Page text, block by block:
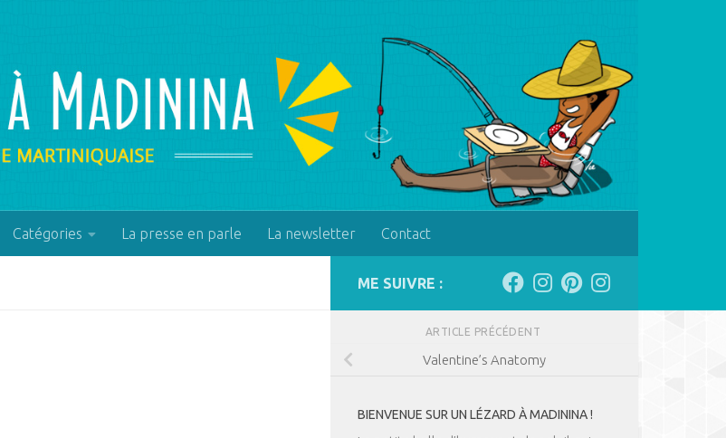
Catégories La presse en parle La newsletter Contact
ME SUIVRE :
ARTICLE PRÉCÉDENT
Valentine’s Anatomy
BIENVENUE SUR UN LÉZARD À MADININA !